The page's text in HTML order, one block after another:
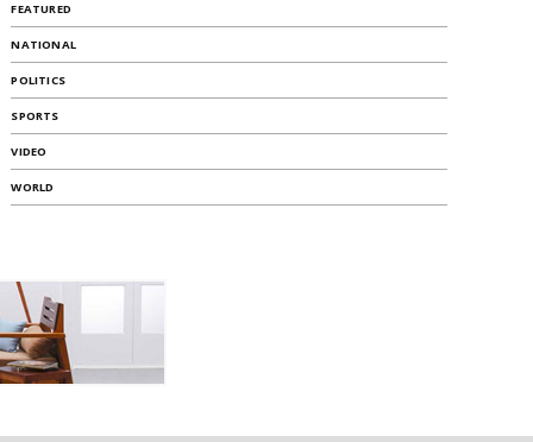
FEATURED
NATIONAL
POLITICS
SPORTS
VIDEO
WORLD